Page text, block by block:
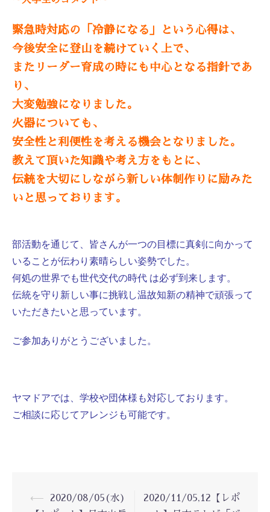
緊急時対応の「冷静になる」という心得は、
今後安全に登山を続けていく上で、
またリーダー育成の時にも中心となる指針であ
り、
大変勉強になりました。
火器についても、
安全性と利便性を考える機会となりました。
教えて頂いた知識や考え方をもとに、
伝統を大切にしながら新しい体制作りに励みた
いと思っております。
部活動を通じて、皆さんが一つの目標に真剣に向かって
いることが伝わり 素晴らしい姿勢でした。
何処の世界でも世代交代の時代 は必ず到来します。
伝統を守り新しい事に挑戦し温故知新の精神で頑張って
いただきたいと思っています。
ご参加ありがとうございました。
ヤマドアでは、学校や団体様も対応しております。
ご相談に応じてアレンジも可能です。
投
稿
⟵
2020/08/05(水)
2020/11/05,12【レポ